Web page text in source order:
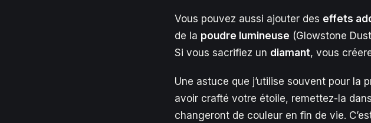
Vous pouvez aussi ajouter des effets
de la poudre lumineuse (Glowstone
Si vous sacrifiez un diamant, vous
Une astuce que j’utilise souvent pour la
avoir crafté votre étoile, remettez-la
changeront de couleur en fin de vie.